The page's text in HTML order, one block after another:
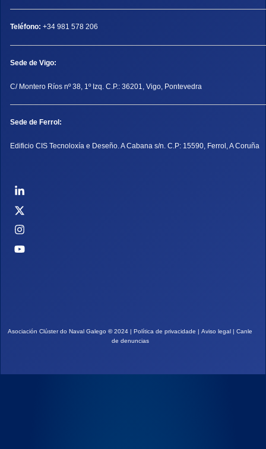
Teléfono: +34 981 578 206
Sede de Vigo:
C/ Montero Ríos nº 38, 1º Izq. C.P.: 36201, Vigo, Pontevedra
Sede de Ferrol:
Edificio CIS Tecnoloxía e Deseño. A Cabana s/n. C.P: 15590, Ferrol, A Coruña
Asociación Clúster do Naval Galego ©2024 | Política de privacidade | Aviso legal | Canle
de denuncias